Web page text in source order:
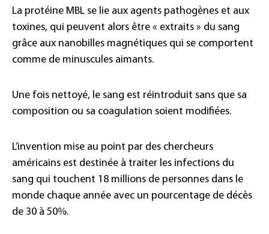
La protéine MBL se lie aux agents pathogènes et aux
toxines, qui peuvent alors être « extraits » du sang
grâce aux nanobilles magnétiques qui se comportent
comme de minuscules aimants.
Une fois nettoyé, le sang est réintroduit sans que sa
composition ou sa coagulation soient modifiées.
L’invention mise au point par des chercheurs
américains est destinée à traiter les infections du
sang qui touchent 18 millions de personnes dans le
monde chaque année avec un pourcentage de décès
de 30 à 50%.